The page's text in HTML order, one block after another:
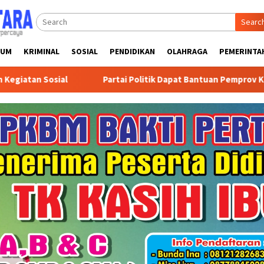
KRIMINAL SOSIAL PENDIDIKAN OLAHRAGA
Partai Politik Dapat Bantuan Pemprov Kalsel Untuk